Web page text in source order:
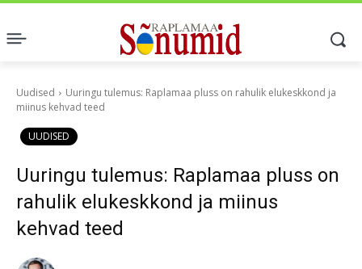
Uudised
Uuringu tulemus: Raplamaa pluss on rahulik elukeskkond ja
miinus kehvad teed
UUDISED
Uuringu tulemus: Raplamaa pluss on
rahulik elukeskkond ja miinus
kehvad teed